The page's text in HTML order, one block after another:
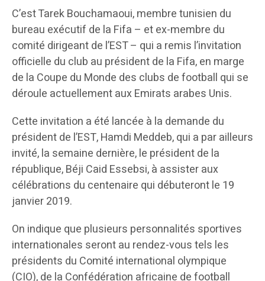
C’est Tarek Bouchamaoui, membre tunisien du
bureau exécutif de la Fifa – et ex-membre du
comité dirigeant de l’EST – qui a remis l’invitation
officielle du club au président de la Fifa, en marge
de la Coupe du Monde des clubs de football qui se
déroule actuellement aux Emirats arabes Unis.
Cette invitation a été lancée à la demande du
président de l’EST, Hamdi Meddeb, qui a par ailleurs
invité, la semaine dernière, le président de la
république, Béji Caid Essebsi, à assister aux
célébrations du centenaire qui débuteront le 19
janvier 2019.
On indique que plusieurs personnalités sportives
internationales seront au rendez-vous tels les
présidents du Comité international olympique
(CIO), de la Confédération africaine de football